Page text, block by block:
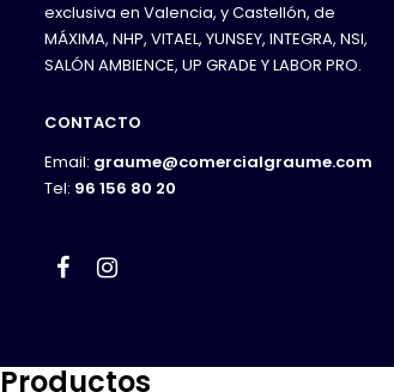
exclusiva en Valencia, y Castellón, de
MÁXIMA, NHP, VITAEL, YUNSEY, INTEGRA, NSI,
SALÓN AMBIENCE, UP GRADE Y LABOR PRO.
CONTACTO
Email: graume@comercialgraume.com
Tel: 96 156 80 20
Facebook
Productos